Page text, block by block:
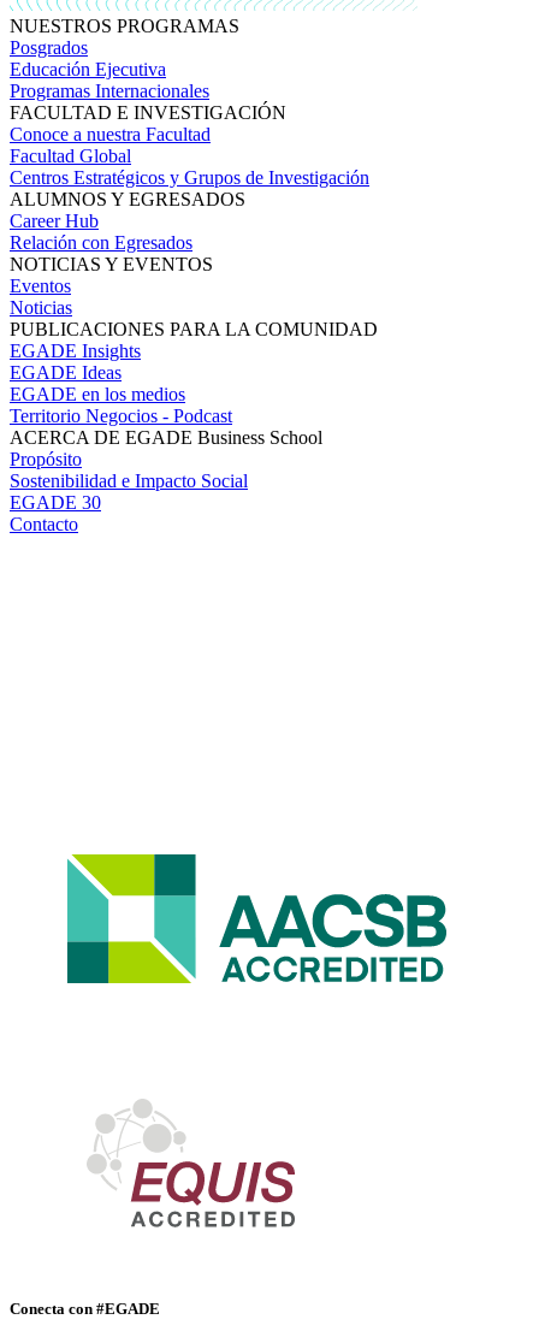
NUESTROS PROGRAMAS
Posgrados
Educación Ejecutiva
Programas Internacionales
FACULTAD E INVESTIGACIÓN
Conoce a nuestra Facultad
Facultad Global
Centros Estratégicos y Grupos de Investigación
ALUMNOS Y EGRESADOS
Career Hub
Relación con Egresados
NOTICIAS Y EVENTOS
Eventos
Noticias
PUBLICACIONES PARA LA COMUNIDAD
EGADE Insights
EGADE Ideas
EGADE en los medios
Territorio Negocios - Podcast
ACERCA DE EGADE Business School
Propósito
Sostenibilidad e Impacto Social
EGADE 30
Contacto
Conecta con #EGADE